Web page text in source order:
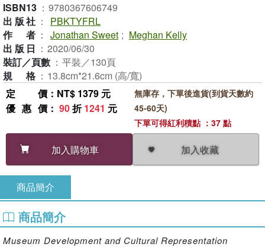
ISBN13 ： 9780367606749
出版社 ：
PBKTYFRL
作者 ： Jonathan Sweet ; Meghan Kelly
出版日 ： 2020/06/30
裝訂／頁數 ： 平裝／130頁
規格 ： 13.8cm*21.6cm (高/寬)
定價 ：NT$ 1379 元
優惠價 ： 90折1241 元
加入購物車 加入收藏
無庫存，下單後進貨(到貨天數約
45-60天)
下單可得紅利積點 ：37 點
商品簡介
商品簡介
Museum Development and Cultural Representation